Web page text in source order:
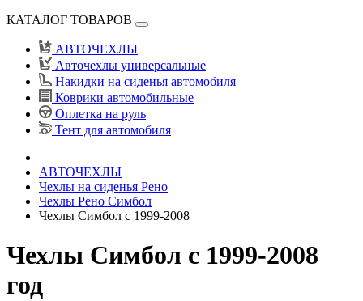
КАТАЛОГ ТОВАРОВ
АВТОЧЕХЛЫ
Авточехлы универсальные
Накидки на сиденья автомобиля
Коврики автомобильные
Оплетка на руль
Тент для автомобиля
АВТОЧЕХЛЫ
Чехлы на сиденья Рено
Чехлы Рено Симбол
Чехлы Симбол с 1999-2008
Чехлы Симбол с 1999-2008
год